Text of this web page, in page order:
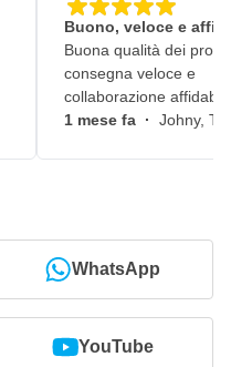
Buono, veloce e
Buona qualità dei
consegna veloce e
collaborazione
1 mese fa · Johny,
WhatsApp
YouTube